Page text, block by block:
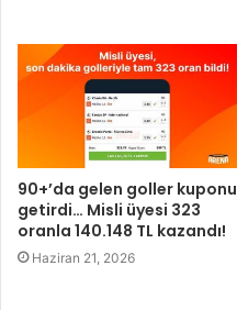
90+’da gelen goller kuponu
getirdi… Misli üyesi 323
oranla 140.148 TL kazandı!
Haziran 21, 2026